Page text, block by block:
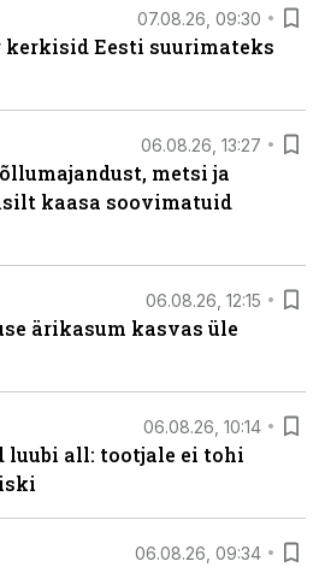
07.08.26, 09:30
kerkisid Eesti suurimateks
06.08.26, 13:27
metsi ja
kaasa soovimatuid
06.08.26, 12:15
ärikasum kasvas üle
06.08.26, 10:14
luubi all: tootjale ei tohi
06.08.26, 09:34